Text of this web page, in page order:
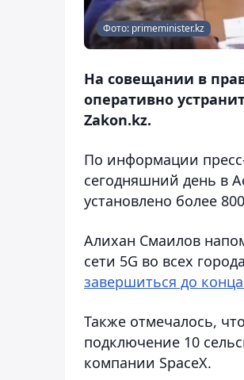
Фото: primeminister.kz
На совещании в
оперативно
Zakon.kz.
По информации
сегодняшний день в
установлено более
Алихан Смаилов
сети 5G во всех
завершиться до
Также отмечалось,
подключение 10
компании SpaceX.